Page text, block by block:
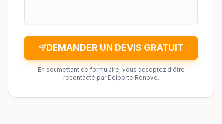
DEMANDER UN DEVIS GRATUIT
En soumettant ce formulaire, vous acceptez d'être
recontacté par Delporte Rénove.